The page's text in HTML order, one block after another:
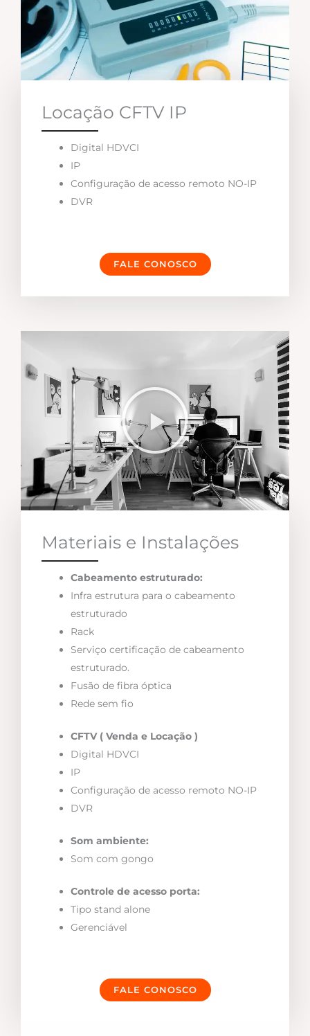
Locação CFTV IP
Digital HDVCI
IP
Configuração de acesso remoto NO-IP
DVR
FALE CONOSCO
Materiais e Instalações
Cabeamento estruturado:
Infra estrutura para o cabeamento
estruturado
Rack
Serviço certificação de cabeamento
estruturado.
Fusão de fibra óptica
Rede sem fio
CFTV ( Venda e Locação )
Digital HDVCI
IP
Configuração de acesso remoto NO-IP
DVR
Som ambiente:
Som com gongo
Controle de acesso porta:
Tipo stand alone
Gerenciável
FALE CONOSCO